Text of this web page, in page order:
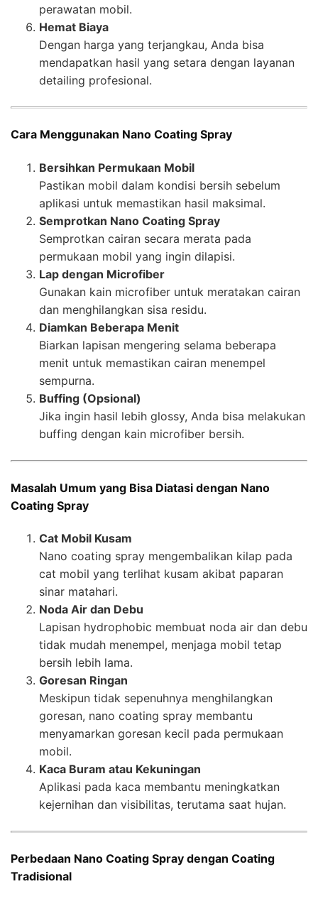
perawatan mobil.
Hemat Biaya
Dengan harga yang terjangkau, Anda bisa
mendapatkan hasil yang setara dengan layanan
detailing profesional.
Cara Menggunakan Nano Coating Spray
Bersihkan Permukaan Mobil
Pastikan mobil dalam kondisi bersih sebelum
aplikasi untuk memastikan hasil maksimal.
Semprotkan Nano Coating Spray
Semprotkan cairan secara merata pada
permukaan mobil yang ingin dilapisi.
Lap dengan Microfiber
Gunakan kain microfiber untuk meratakan cairan
dan menghilangkan sisa residu.
Diamkan Beberapa Menit
Biarkan lapisan mengering selama beberapa
menit untuk memastikan cairan menempel
sempurna.
Buffing (Opsional)
Jika ingin hasil lebih glossy, Anda bisa melakukan
buffing dengan kain microfiber bersih.
Masalah Umum yang Bisa Diatasi dengan Nano
Coating Spray
Cat Mobil Kusam
Nano coating spray mengembalikan kilap pada
cat mobil yang terlihat kusam akibat paparan
sinar matahari.
Noda Air dan Debu
Lapisan hydrophobic membuat noda air dan debu
tidak mudah menempel, menjaga mobil tetap
bersih lebih lama.
Goresan Ringan
Meskipun tidak sepenuhnya menghilangkan
goresan, nano coating spray membantu
menyamarkan goresan kecil pada permukaan
mobil.
Kaca Buram atau Kekuningan
Aplikasi pada kaca membantu meningkatkan
kejernihan dan visibilitas, terutama saat hujan.
Perbedaan Nano Coating Spray dengan Coating
Tradisional